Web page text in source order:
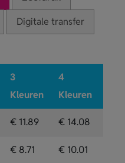
Digitale transfer
3
Kleuren
4
Kleuren
€ 11.89 € 14.08
€ 8.71 € 10.01